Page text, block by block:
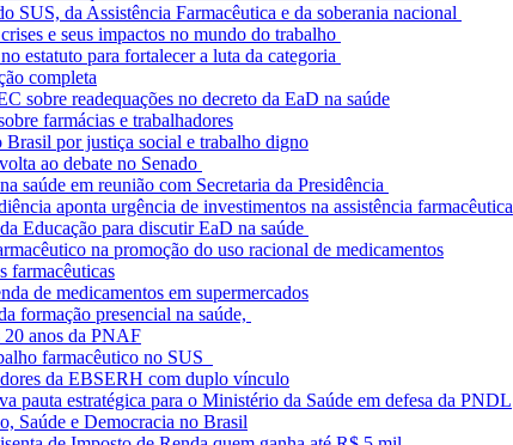
SUS, da Assistência Farmacêutica e da soberania nacional
e seus impactos no mundo do trabalho
estatuto para fortalecer a luta da categoria
completa
sobre readequações no decreto da EaD na saúde
farmácias e trabalhadores
por justiça social e trabalho digno
ao debate no Senado
saúde em reunião com Secretaria da Presidência
aponta urgência de investimentos na assistência farmacêutica
Educação para discutir EaD na saúde
na promoção do uso racional de medicamentos
farmacêuticas
de medicamentos em supermercados
formação presencial na saúde,
20 anos da PNAF
farmacêutico no SUS
da EBSERH com duplo vínculo
pauta estratégica para o Ministério da Saúde em defesa da PNDL
Saúde e Democracia no Brasil